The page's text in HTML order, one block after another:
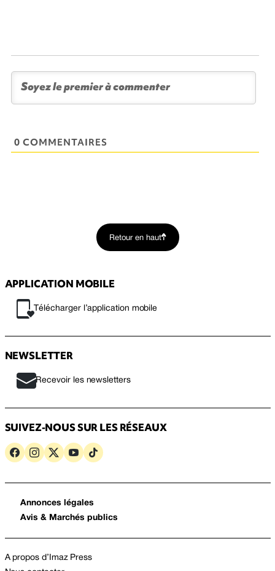
0 COMMENTAIRES
Retour en haut
APPLICATION MOBILE
Télécharger l’application mobile
NEWSLETTER
Recevoir les newsletters
SUIVEZ-NOUS SUR LES RÉSEAUX
Annonces légales
Avis & Marchés publics
A propos d’Imaz Press